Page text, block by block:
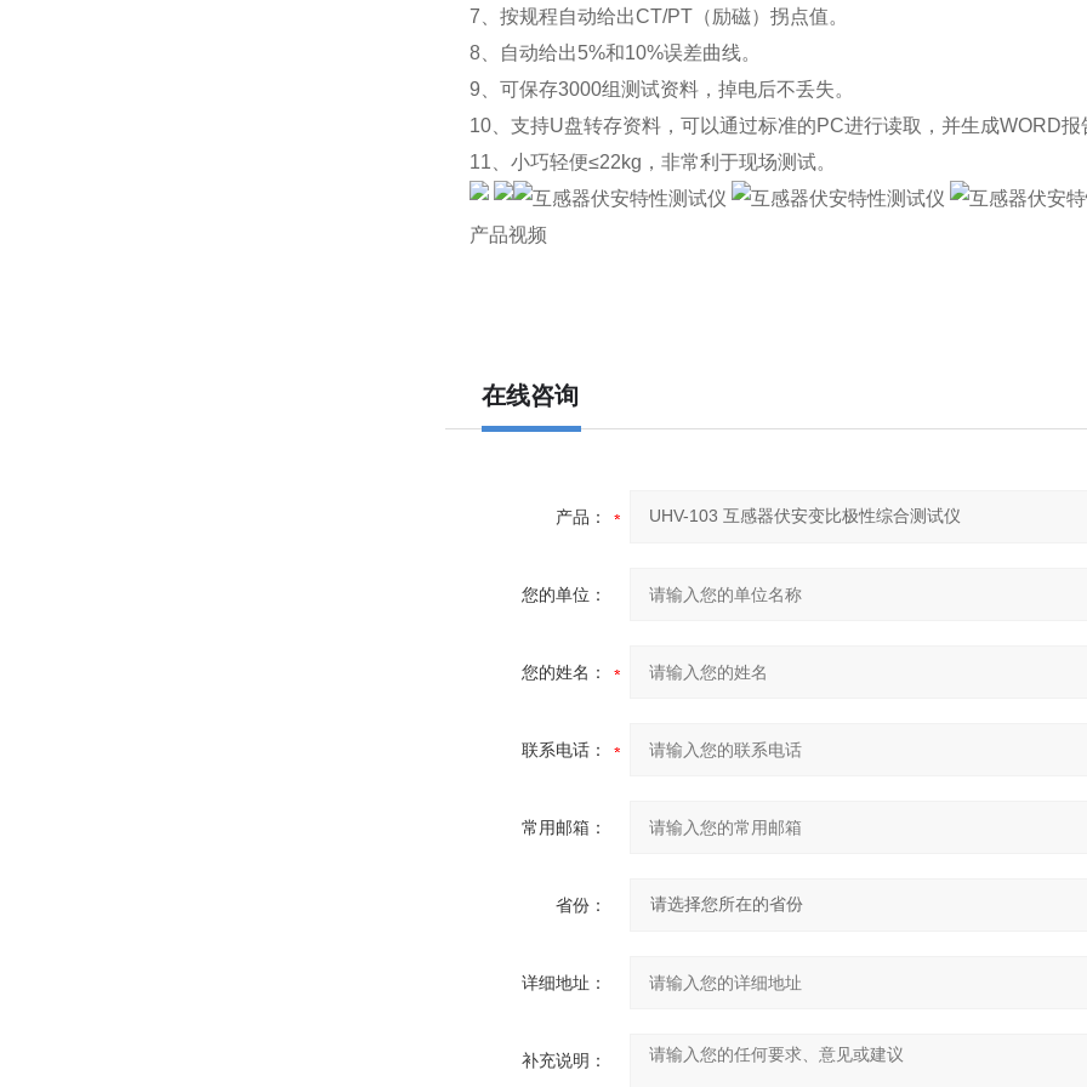
7、按规程自动给出CT/PT（励磁）拐点值。
8、自动给出5%和10%误差曲线。
9、可保存3000组测试资料，掉电后不丢失。
10、支持U盘转存资料，可以通过标准的PC进行读取，并生成WORD报
11、小巧轻便≤22kg，非常利于现场测试。
产品视频
在线咨询
产品：
您的单位：
您的姓名：
联系电话：
常用邮箱：
省份：
详细地址：
补充说明：